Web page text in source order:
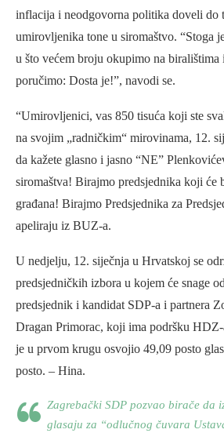
inflacija i neodgovorna politika doveli do
umirovljenika tone u siromaštvo. “Stoga
u što većem broju okupimo na biralištima
poručimo: Dosta je!”, navodi se.
“Umirovljenici, vas 850 tisuća koji ste
na svojim „radničkim“ mirovinama, 12.
da kažete glasno i jasno “NE”
siromaštva! Birajmo predsjednika koji će
građana! Birajmo Predsjednika za
apeliraju iz BUZ-a.
U nedjelju, 12. siječnja u Hrvatskoj se
predsjedničkih izbora u kojem će snage
predsjednik i kandidat SDP-a i partnera
Dragan Primorac, koji ima podršku
je u prvom krugu osvojio 49,09 posto
posto. – Hina.
Zagrebački SDP pozvao birače da
glasaju za “odlučnog čuvara